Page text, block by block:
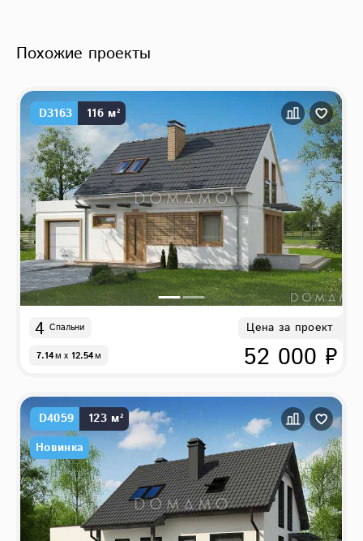
Похожие проекты
D3163 116 м²
4 Спальни
7.14м x 12.54м
Цена за проект
52 000 ₽
D4059
123 м²
Новинка